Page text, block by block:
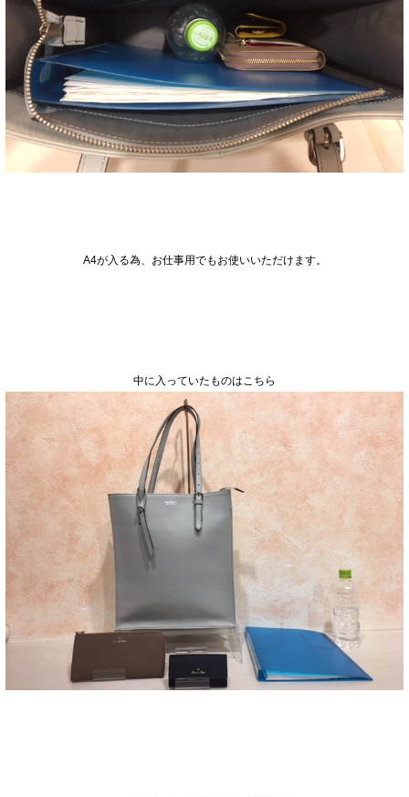
A4が入る為、お仕事用でもお使いいただけます。
中に入っていたものはこちら